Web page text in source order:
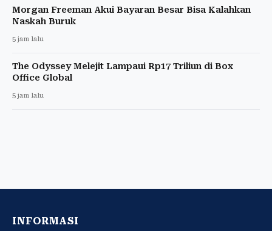
Morgan Freeman Akui Bayaran Besar Bisa Kalahkan
Naskah Buruk
5 jam lalu
The Odyssey Melejit Lampaui Rp17 Triliun di Box
Office Global
5 jam lalu
INFORMASI